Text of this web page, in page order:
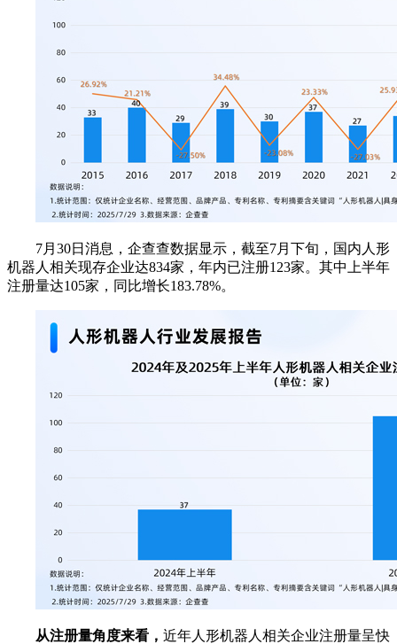
7月30日消息，企查查数据显示，截至7月下旬，国内人形
机器人相关现存企业达834家，年内已注册123家。其中上半年
注册量达105家，同比增长183.78%。
从注册量角度来看， 近年人形机器人相关企业注册量呈快